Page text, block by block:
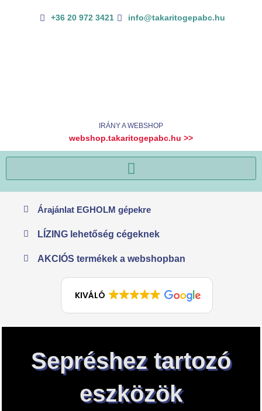
+36 20 972 3421 info@takaritogepabc.hu
IRÁNY A WEBSHOP
webshop.takaritogepabc.hu >>
Árajánlat EGHOLM gépekre
LÍZING lehetőség cégeknek
AKCIÓS termékek a webshopban
KIVÁLÓ
Sepréshez tartozó
eszközök